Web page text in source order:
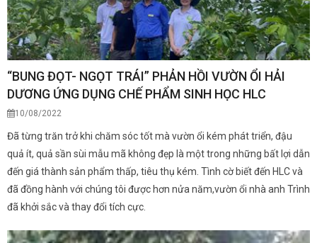
“BUNG ĐỌT- NGỌT TRÁI” PHẢN HỒI VƯỜN ỔI HẢI
DƯƠNG ỨNG DỤNG CHẾ PHẨM SINH HỌC HLC
10/08/2022
Đã từng trăn trở khi chăm sóc tốt mà vườn ổi kém phát triển, đậu
quả ít, quả sần sùi mẫu mã không đẹp là một trong những bất lợi dẫn
đến giá thành sản phẩm thấp, tiêu thụ kém. Tình cờ biết đến HLC và
đã đồng hành với chúng tôi được hơn nửa năm,vườn ổi nhà anh Trình
đã khởi sắc và thay đổi tích cực.